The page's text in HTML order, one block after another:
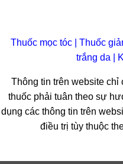
Thuốc mọc tóc Thuốc
trắng da
Thông tin trên website chỉ
thuốc phải tuân theo sự
dụng các thông tin trên
điều trị tùy thuộc